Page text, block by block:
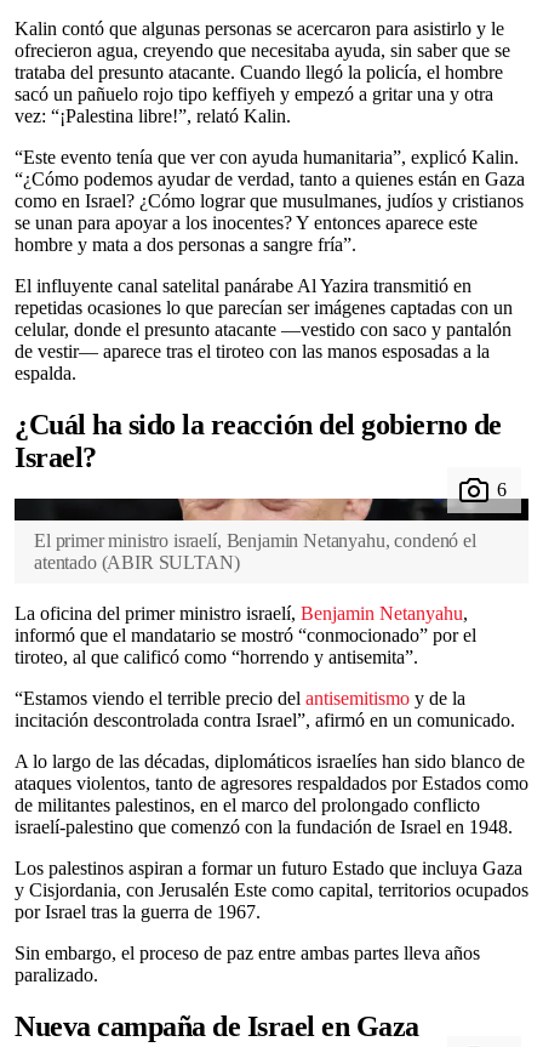
Kalin contó que algunas personas se acercaron para asistirlo y le
ofrecieron agua, creyendo que necesitaba ayuda, sin saber que se
trataba del presunto atacante. Cuando llegó la policía, el hombre
sacó un pañuelo rojo tipo keffiyeh y empezó a gritar una y otra
vez: “¡Palestina libre!”, relató Kalin.
“Este evento tenía que ver con ayuda humanitaria”, explicó Kalin.
“¿Cómo podemos ayudar de verdad, tanto a quienes están en Gaza
como en Israel? ¿Cómo lograr que musulmanes, judíos y cristianos
se unan para apoyar a los inocentes? Y entonces aparece este
hombre y mata a dos personas a sangre fría”.
El influyente canal satelital panárabe Al Yazira transmitió en
repetidas ocasiones lo que parecían ser imágenes captadas con un
celular, donde el presunto atacante —vestido con saco y pantalón
de vestir— aparece tras el tiroteo con las manos esposadas a la
espalda.
¿Cuál ha sido la reacción del gobierno de
Israel?
El primer ministro israelí, Benjamin Netanyahu, condenó el
atentado (ABIR SULTAN)
La oficina del primer ministro israelí, Benjamin Netanyahu,
informó que el mandatario se mostró “conmocionado” por el
tiroteo, al que calificó como “horrendo y antisemita”.
“Estamos viendo el terrible precio del antisemitismo y de la
incitación descontrolada contra Israel”, afirmó en un comunicado.
A lo largo de las décadas, diplomáticos israelíes han sido blanco de
ataques violentos, tanto de agresores respaldados por Estados como
de militantes palestinos, en el marco del prolongado conflicto
israelí-palestino que comenzó con la fundación de Israel en 1948.
Los palestinos aspiran a formar un futuro Estado que incluya Gaza
y Cisjordania, con Jerusalén Este como capital, territorios ocupados
por Israel tras la guerra de 1967.
Sin embargo, el proceso de paz entre ambas partes lleva años
paralizado.
Nueva campaña de Israel en Gaza